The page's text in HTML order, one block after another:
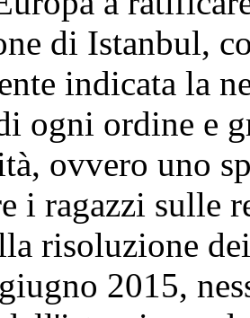
di Istanbul,
indicata la
ogni ordine e
ovvero uno
i ragazzi sulle
risoluzione
2015,